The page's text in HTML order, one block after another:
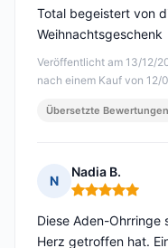
Veröffentlicht am 13/12/
nach einem Kauf von 12/
Total begeistert von
Weihnachtsgeschenk
Übersetzte Bewertungen
N
Nadia B.
Hinweis: 5 von 5
Diese Aden-Ohrringe
Herz getroffen hat.